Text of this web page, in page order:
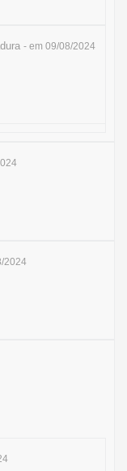
- em 09/08/2024
2024